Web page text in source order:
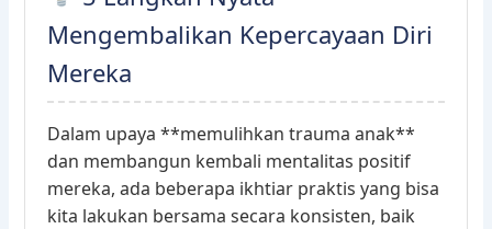
Mengembalikan Kepercayaan Diri
Mereka
Dalam upaya **memulihkan trauma anak**
dan membangun kembali mentalitas positif
mereka, ada beberapa ikhtiar praktis yang bisa
kita lakukan bersama secara konsisten, baik